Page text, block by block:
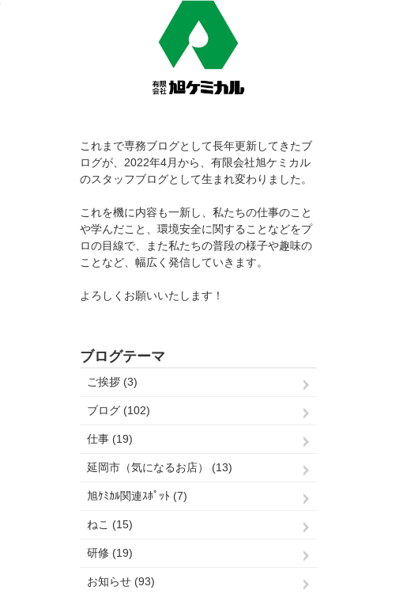
これまで専務ブログとして長年更新してきたブ
ログが、2022年4月から、有限会社旭ケミカル
のスタッフブログとして生まれ変わりました。
これを機に内容も一新し、私たちの仕事のこと
や学んだこと、環境安全に関することなどをプ
ロの目線で、また私たちの普段の様子や趣味の
ことなど、幅広く発信していきます。
よろしくお願いいたします！
ブログテーマ
ご挨拶 (3)
ブログ (102)
仕事 (19)
延岡市（気になるお店） (13)
旭ｹﾐｶﾙ関連ｽﾎﾟｯﾄ (7)
ねこ (15)
研修 (19)
お知らせ (93)